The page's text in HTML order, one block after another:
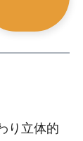
り立体的